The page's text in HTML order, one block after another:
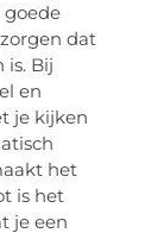
dat
Bij
en
je kijken
het
is het
je een